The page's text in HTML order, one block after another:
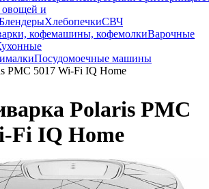
и
ХлебопечкиСВЧ
кофемашины, кофемолкиВарочные
Посудомоечные машины
PMC 5017 Wi-Fi IQ Home
Polaris PMC
Fi IQ Home